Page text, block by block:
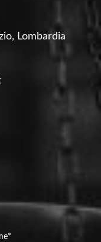
Lombardia
*